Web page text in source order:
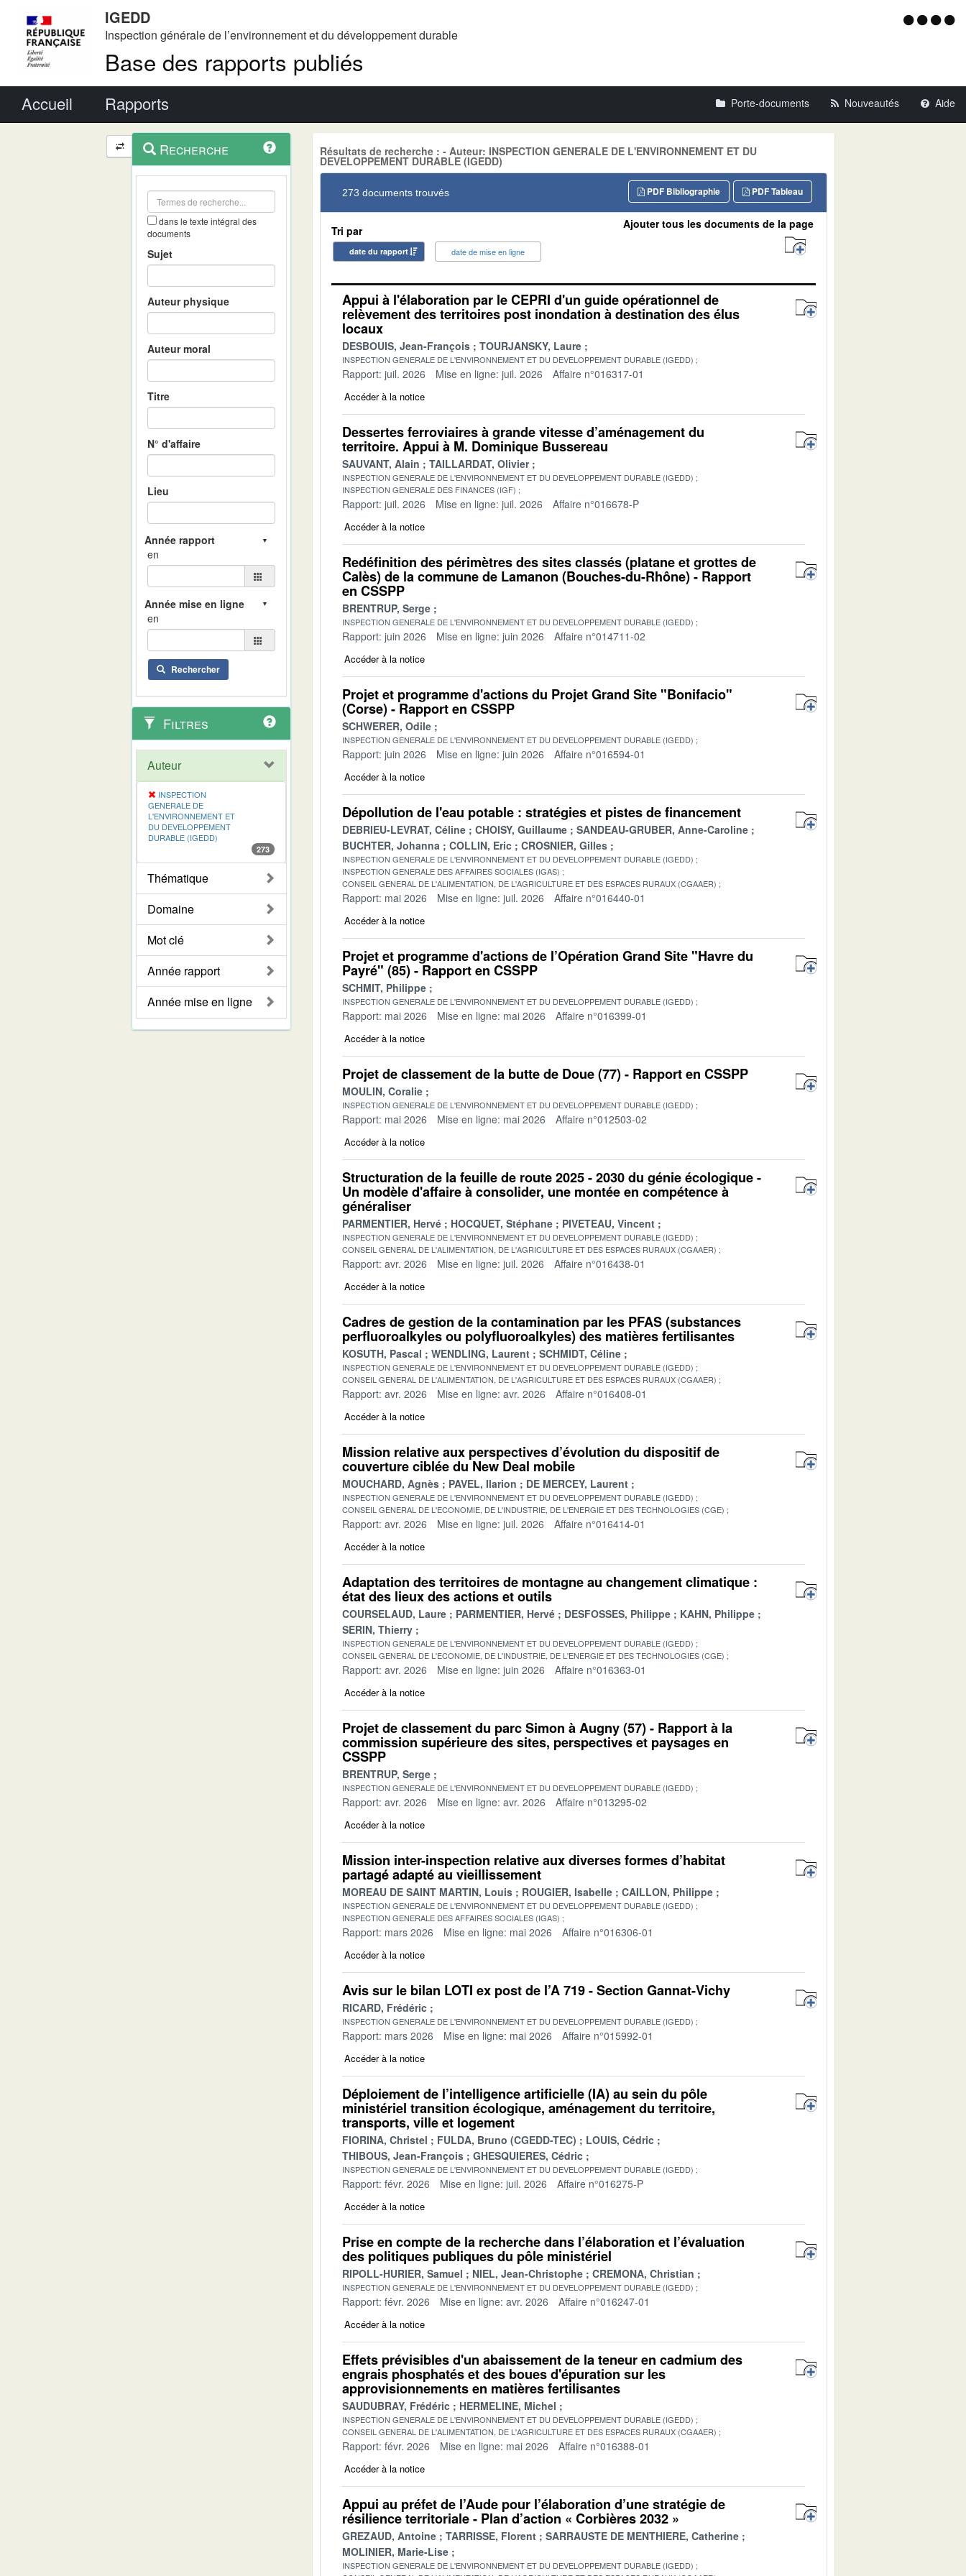
IGEDD
Inspection générale de l’environnement et du développement durable
Base des rapports publiés
Menu
Accueil Rapports Porte-documents Nouveautés Aide
Navigation
et
outils
contextuel
Recherche
dans le texte intégral des
documents
Sujet
Auteur physique
Auteur moral
Titre
N° d'affaire
Lieu
en
en
Rechercher
Filtres
Auteur
INSPECTION
GENERALE DE
L'ENVIRONNEMENT ET
DU DEVELOPPEMENT
DURABLE (IGEDD)
273
Thématique
Domaine
Mot clé
Année rapport
Année mise en ligne
Résultats de recherche : - Auteur: INSPECTION GENERALE DE L'ENVIRONNEMENT ET DU
DEVELOPPEMENT DURABLE (IGEDD)
273 documents trouvés PDF Tableau
PDF Bibliographie
Tri par
date du rapport date de mise en ligne
Ajouter tous les documents de la page
Appui à l'élaboration par le CEPRI d'un guide opérationnel de
relèvement des territoires post inondation à destination des élus
locaux
DESBOUIS, Jean-François TOURJANSKY, Laure
INSPECTION GENERALE DE L'ENVIRONNEMENT ET DU DEVELOPPEMENT DURABLE (IGEDD)
Rapport: juil. 2026 Mise en ligne: juil. 2026 Affaire n°016317-01
Accéder à la notice
Dessertes ferroviaires à grande vitesse d’aménagement du
territoire. Appui à M. Dominique Bussereau
SAUVANT, Alain TAILLARDAT, Olivier
INSPECTION GENERALE DE L'ENVIRONNEMENT ET DU DEVELOPPEMENT DURABLE (IGEDD)
INSPECTION GENERALE DES FINANCES (IGF)
Rapport: juil. 2026 Mise en ligne: juil. 2026 Affaire n°016678-P
Accéder à la notice
Redéfinition des périmètres des sites classés (platane et grottes de
Calès) de la commune de Lamanon (Bouches-du-Rhône) - Rapport
en CSSPP
BRENTRUP, Serge
INSPECTION GENERALE DE L'ENVIRONNEMENT ET DU DEVELOPPEMENT DURABLE (IGEDD)
Rapport: juin 2026 Mise en ligne: juin 2026 Affaire n°014711-02
Accéder à la notice
Projet et programme d'actions du Projet Grand Site "Bonifacio"
(Corse) - Rapport en CSSPP
SCHWERER, Odile
INSPECTION GENERALE DE L'ENVIRONNEMENT ET DU DEVELOPPEMENT DURABLE (IGEDD)
Rapport: juin 2026 Mise en ligne: juin 2026 Affaire n°016594-01
Accéder à la notice
Dépollution de l'eau potable : stratégies et pistes de financement
DEBRIEU-LEVRAT, Céline CHOISY, Guillaume
SANDEAU-GRUBER, Anne-Caroline
BUCHTER, Johanna
COLLIN, Eric CROSNIER, Gilles
INSPECTION GENERALE DE L'ENVIRONNEMENT ET DU DEVELOPPEMENT DURABLE (IGEDD)
INSPECTION GENERALE DES AFFAIRES SOCIALES (IGAS)
CONSEIL GENERAL DE L'ALIMENTATION, DE L'AGRICULTURE ET DES ESPACES RURAUX (CGAAER)
Rapport: mai 2026 Mise en ligne: juil. 2026 Affaire n°016440-01
Accéder à la notice
Projet et programme d'actions de l’Opération Grand Site "Havre du
Payré" (85) - Rapport en CSSPP
SCHMIT, Philippe
INSPECTION GENERALE DE L'ENVIRONNEMENT ET DU DEVELOPPEMENT DURABLE (IGEDD)
Rapport: mai 2026 Mise en ligne: mai 2026 Affaire n°016399-01
Accéder à la notice
Projet de classement de la butte de Doue (77) - Rapport en CSSPP
MOULIN, Coralie
INSPECTION GENERALE DE L'ENVIRONNEMENT ET DU DEVELOPPEMENT DURABLE (IGEDD)
Rapport: mai 2026 Mise en ligne: mai 2026 Affaire n°012503-02
Accéder à la notice
Structuration de la feuille de route 2025 - 2030 du génie écologique -
Un modèle d'affaire à consolider, une montée en compétence à
généraliser
PARMENTIER, Hervé HOCQUET, Stéphane PIVETEAU, Vincent
INSPECTION GENERALE DE L'ENVIRONNEMENT ET DU DEVELOPPEMENT DURABLE (IGEDD)
CONSEIL GENERAL DE L'ALIMENTATION, DE L'AGRICULTURE ET DES ESPACES RURAUX (CGAAER)
Rapport: avr. 2026 Mise en ligne: juil. 2026 Affaire n°016438-01
Accéder à la notice
Cadres de gestion de la contamination par les PFAS (substances
perfluoroalkyles ou polyfluoroalkyles) des matières fertilisantes
KOSUTH, Pascal WENDLING, Laurent SCHMIDT, Céline
INSPECTION GENERALE DE L'ENVIRONNEMENT ET DU DEVELOPPEMENT DURABLE (IGEDD)
CONSEIL GENERAL DE L'ALIMENTATION, DE L'AGRICULTURE ET DES ESPACES RURAUX (CGAAER)
Rapport: avr. 2026 Mise en ligne: avr. 2026 Affaire n°016408-01
Accéder à la notice
Mission relative aux perspectives d’évolution du dispositif de
couverture ciblée du New Deal mobile
MOUCHARD, Agnès PAVEL, Ilarion DE MERCEY, Laurent
INSPECTION GENERALE DE L'ENVIRONNEMENT ET DU DEVELOPPEMENT DURABLE (IGEDD)
CONSEIL GENERAL DE L'ECONOMIE, DE L'INDUSTRIE, DE L'ENERGIE ET DES TECHNOLOGIES (CGE)
Rapport: avr. 2026 Mise en ligne: juil. 2026 Affaire n°016414-01
Accéder à la notice
Adaptation des territoires de montagne au changement climatique :
état des lieux des actions et outils
COURSELAUD, Laure PARMENTIER, Hervé DESFOSSES, Philippe
KAHN, Philippe
SERIN, Thierry
INSPECTION GENERALE DE L'ENVIRONNEMENT ET DU DEVELOPPEMENT DURABLE (IGEDD)
CONSEIL GENERAL DE L'ECONOMIE, DE L'INDUSTRIE, DE L'ENERGIE ET DES TECHNOLOGIES (CGE)
Rapport: avr. 2026 Mise en ligne: juin 2026 Affaire n°016363-01
Accéder à la notice
Projet de classement du parc Simon à Augny (57) - Rapport à la
commission supérieure des sites, perspectives et paysages en
CSSPP
BRENTRUP, Serge
INSPECTION GENERALE DE L'ENVIRONNEMENT ET DU DEVELOPPEMENT DURABLE (IGEDD)
Rapport: avr. 2026 Mise en ligne: avr. 2026 Affaire n°013295-02
Accéder à la notice
Mission inter-inspection relative aux diverses formes d’habitat
partagé adapté au vieillissement
MOREAU DE SAINT MARTIN, Louis ROUGIER, Isabelle CAILLON, Philippe
INSPECTION GENERALE DE L'ENVIRONNEMENT ET DU DEVELOPPEMENT DURABLE (IGEDD)
INSPECTION GENERALE DES AFFAIRES SOCIALES (IGAS)
Rapport: mars 2026 Mise en ligne: mai 2026 Affaire n°016306-01
Accéder à la notice
Avis sur le bilan LOTI ex post de l’A 719 - Section Gannat-Vichy
RICARD, Frédéric
INSPECTION GENERALE DE L'ENVIRONNEMENT ET DU DEVELOPPEMENT DURABLE (IGEDD)
Rapport: mars 2026 Mise en ligne: mai 2026 Affaire n°015992-01
Accéder à la notice
Déploiement de l’intelligence artificielle (IA) au sein du pôle
ministériel transition écologique, aménagement du territoire,
transports, ville et logement
FIORINA, Christel FULDA, Bruno (CGEDD-TEC)
LOUIS, Cédric
THIBOUS, Jean-François
GHESQUIERES, Cédric
INSPECTION GENERALE DE L'ENVIRONNEMENT ET DU DEVELOPPEMENT DURABLE (IGEDD)
Rapport: févr. 2026 Mise en ligne: juil. 2026 Affaire n°016275-P
Accéder à la notice
Prise en compte de la recherche dans l’élaboration et l’évaluation
des politiques publiques du pôle ministériel
RIPOLL-HURIER, Samuel NIEL, Jean-Christophe CREMONA, Christian
INSPECTION GENERALE DE L'ENVIRONNEMENT ET DU DEVELOPPEMENT DURABLE (IGEDD)
Rapport: févr. 2026 Mise en ligne: avr. 2026 Affaire n°016247-01
Accéder à la notice
Effets prévisibles d'un abaissement de la teneur en cadmium des
engrais phosphatés et des boues d'épuration sur les
approvisionnements en matières fertilisantes
SAUDUBRAY, Frédéric HERMELINE, Michel
INSPECTION GENERALE DE L'ENVIRONNEMENT ET DU DEVELOPPEMENT DURABLE (IGEDD)
CONSEIL GENERAL DE L'ALIMENTATION, DE L'AGRICULTURE ET DES ESPACES RURAUX (CGAAER)
Rapport: févr. 2026 Mise en ligne: mai 2026 Affaire n°016388-01
Accéder à la notice
Appui au préfet de l’Aude pour l’élaboration d’une stratégie de
résilience territoriale - Plan d’action « Corbières 2032 »
GREZAUD, Antoine TARRISSE, Florent
SARRAUSTE DE MENTHIERE, Catherine
MOLINIER, Marie-Lise
INSPECTION GENERALE DE L'ENVIRONNEMENT ET DU DEVELOPPEMENT DURABLE (IGEDD)